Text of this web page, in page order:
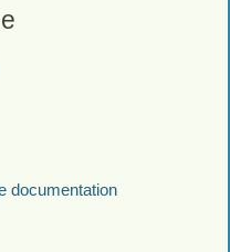
documentation